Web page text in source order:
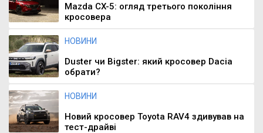
Mazda CX-5: огляд третього покоління
кросовера
НОВИНИ
Duster чи Bigster: який кросовер Dacia
обрати?
НОВИНИ
Новий кросовер Toyota RAV4 здивував на
тест-драйві